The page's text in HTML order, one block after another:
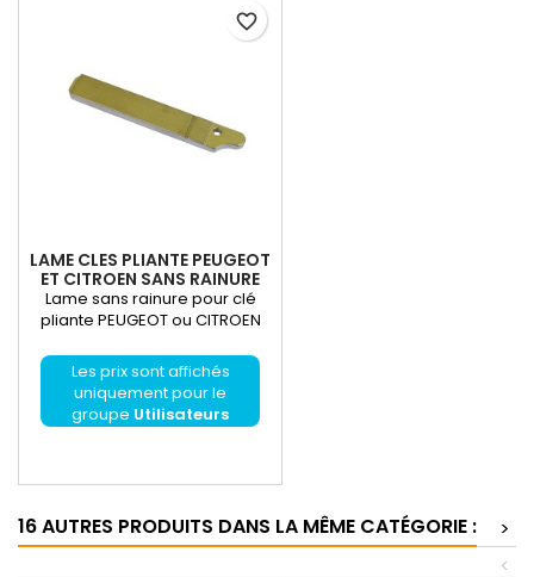
LAME CLES PLIANTE PEUGEOT
ET CITROEN SANS RAINURE
Lame sans rainure pour clé
pliante PEUGEOT ou CITROEN
Les prix sont affichés
uniquement pour le
groupe Utilisateurs
favorite_border
16 AUTRES PRODUITS DANS LA MÊME CATÉGORIE :
>
<